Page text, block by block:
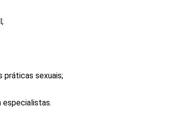
práticas sexuais;
especialistas.